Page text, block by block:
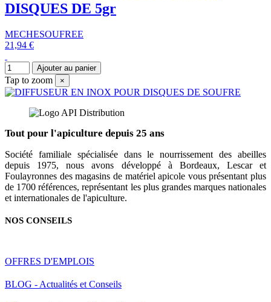
DISQUES DE 5gr
MECHESOUFREE
21,94 €
Ajouter au panier
Tap to zoom ×
Tout pour l'apiculture depuis 25 ans
Société familiale spécialisée dans le nourrissement des abeilles
depuis 1975, nous avons développé à Bordeaux, Lescar et
Foulayronnes des magasins de matériel apicole vous présentant plus
de 1700 références, représentant les plus grandes marques nationales
et internationales de l'apiculture.
NOS CONSEILS
OFFRES D'EMPLOIS
BLOG - Actualités et Conseils